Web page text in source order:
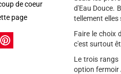
de coeur
page
d'Eau Douce.
tellement elles
Faire le choix
c'est surtout
Le trois rangs
option fermoir